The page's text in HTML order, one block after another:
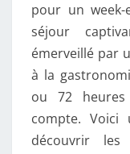
pour un
séjour
émerveillé par
à la
ou 72 heures
compte. Voici
découvrir